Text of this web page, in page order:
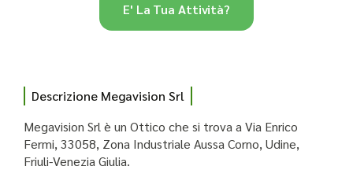
Descrizione Megavision Srl
Megavision Srl è un Ottico che si trova a Via Enrico
Fermi, 33058, Zona Industriale Aussa Corno, Udine,
Friuli-Venezia Giulia.
E' La Tua Attività?